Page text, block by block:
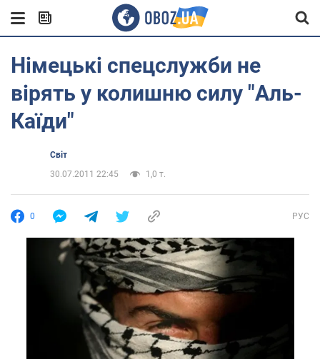
Німецькі спецслужби не
вірять у колишню силу "Аль-
Каїди"
Світ
30.07.2011 22:45
1,0 т.
0 РУС